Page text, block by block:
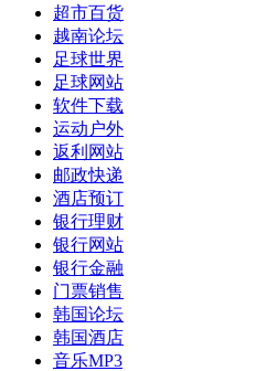
超市百货
越南论坛
足球世界
足球网站
软件下载
运动户外
返利网站
邮政快递
酒店预订
银行理财
银行网站
银行金融
门票销售
韩国论坛
韩国酒店
音乐MP3